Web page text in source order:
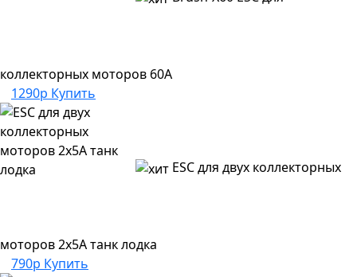
коллекторных моторов 60A
1290р Купить
ESC для двух коллекторных
моторов 2x5А танк лодка
790р Купить